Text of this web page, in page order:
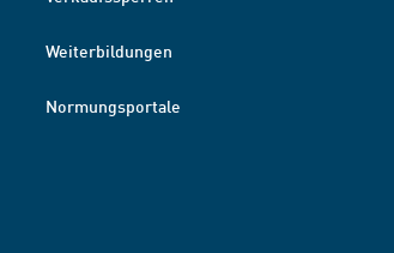
Weiterbildungen
Normungsportale